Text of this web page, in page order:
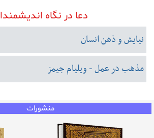
دعا در نگاه اندیشمندان
نیایش و ذهن انسان
مذهب در عمل - ویلیام جیمز
منشورات